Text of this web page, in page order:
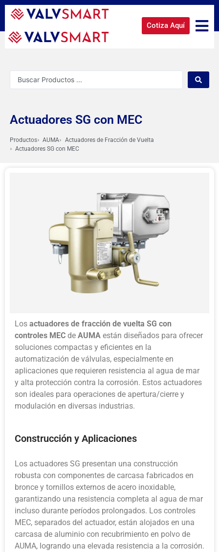
Cotiza Aquí
Actuadores SG con MEC
Productos AUMA
Actuadores de Fracción de Vuelta
Actuadores SG con MEC
Los actuadores de fracción de vuelta SG con
controles MEC de AUMA están diseñados para ofrecer
soluciones compactas y eficientes en la
automatización de válvulas, especialmente en
aplicaciones que requieren resistencia al agua de mar
y alta protección contra la corrosión. Estos actuadores
son ideales para operaciones de apertura/cierre y
modulación en diversas industrias.
Construcción y Aplicaciones
Los actuadores SG presentan una construcción
robusta con componentes de carcasa fabricados en
bronce y tornillos externos de acero inoxidable,
garantizando una resistencia completa al agua de mar
incluso durante períodos prolongados. Los controles
MEC, separados del actuador, están alojados en una
carcasa de aluminio con recubrimiento en polvo de
AUMA, logrando una elevada resistencia a la corrosión.